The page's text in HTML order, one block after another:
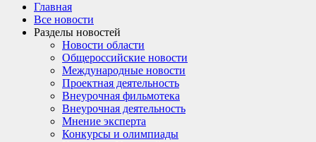
Главная
Все новости
Разделы новостей
Новости области
Общероссийские новости
Международные новости
Проектная деятельность
Внеурочная фильмотека
Внеурочная деятельность
Мнение эксперта
Конкурсы и олимпиады